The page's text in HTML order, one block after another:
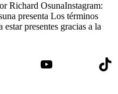
Richard OsunaInstagram:
presenta Los términos
presentes gracias a la
YouTube